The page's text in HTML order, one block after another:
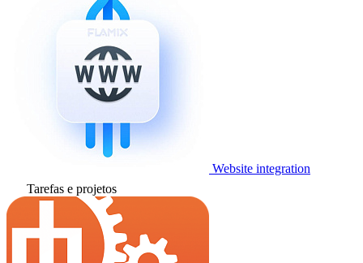
Website integration
Tarefas e projetos